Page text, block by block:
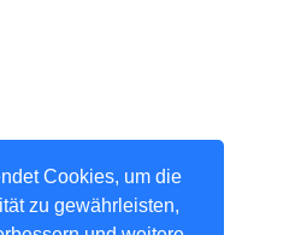
Cookies, um die
zu gewährleisten,